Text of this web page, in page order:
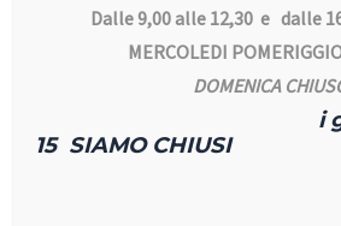
TERRARIO
Dalle 9,00 alle 12,30 e dalle
MERCOLEDI
DOMENICA
i
15 SIAMO CHIUSI